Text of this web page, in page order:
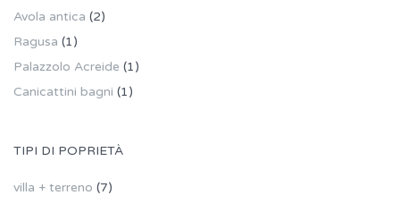
Avola antica (2)
Ragusa (1)
Palazzolo Acreide (1)
Canicattini bagni (1)
TIPI DI POPRIETÀ
villa + terreno (7)